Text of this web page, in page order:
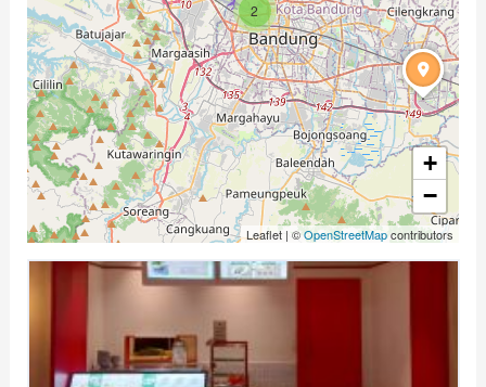
2
+
−
Leaflet | ©OpenStreetMapcontributors